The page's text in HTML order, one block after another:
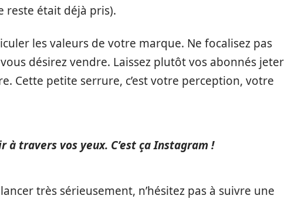
reste était déjà pris).
les valeurs de votre marque. Ne focalisez pas
désirez vendre. Laissez plutôt vos abonnés jeter
Cette petite serrure, c’est votre perception, votre
à travers vos yeux. C’est ça Instagram !
très sérieusement, n’hésitez pas à suivre une